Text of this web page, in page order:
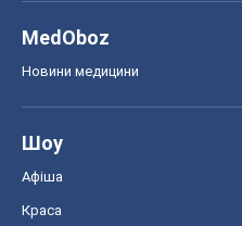
MedOboz
Новини медицини
Шоу
Афіша
Краса